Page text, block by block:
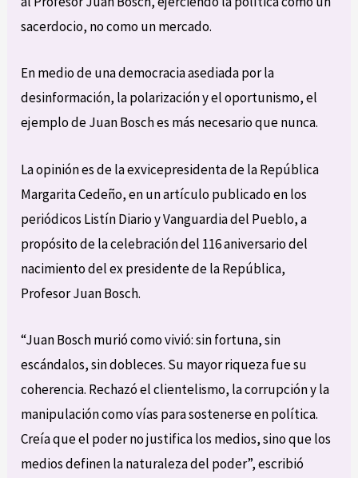
sacerdocio, no como un mercado.
En medio de una democracia asediada por la
desinformación, la polarización y el oportunismo, el
ejemplo de Juan Bosch es más necesario que nunca.
La opinión es de la exvicepresidenta de la República
Margarita Cedeño, en un artículo publicado en los
periódicos Listín Diario y Vanguardia del Pueblo, a
propósito de la celebración del 116 aniversario del
nacimiento del ex presidente de la República,
Profesor Juan Bosch.
“Juan Bosch murió como vivió: sin fortuna, sin
escándalos, sin dobleces. Su mayor riqueza fue su
coherencia. Rechazó el clientelismo, la corrupción y la
manipulación como vías para sostenerse en política.
Creía que el poder no justifica los medios, sino que los
medios definen la naturaleza del poder”, escribió